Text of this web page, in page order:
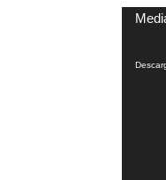
vídeo